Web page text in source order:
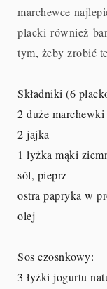
marchewce
placki również
tym, żeby zrobić
Składniki (6
2 duże marchewki
2 jajka
1 łyżka mąki
sól, pieprz
ostra papryka w
olej
Sos czosnkowy:
3 łyżki jogurtu